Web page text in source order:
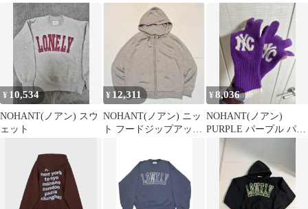
プ ブラウン
パンツ 86_S2626
¥ 10,534
NOHANT(ノアン) スウ
ェット
¥ 12,311
NOHANT(ノアン) ニッ
ト フードジップアップ
¥8,036
NOHANT(ノアン)
PURPLE パープル パタ
ーン 手袋